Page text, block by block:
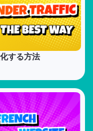
する方法